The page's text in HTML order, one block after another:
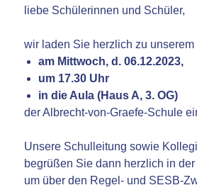
liebe Schülerinnen und Schüler,
wir laden Sie herzlich zu unserem
am Mittwoch, d. 06.12.2023,
um 17.30 Uhr
in die Aula (Haus A, 3. OG)
der Albrecht-von-Graefe-Schule
Unsere Schulleitung sowie
begrüßen Sie dann herzlich in der
um über den Regel- und SESB-